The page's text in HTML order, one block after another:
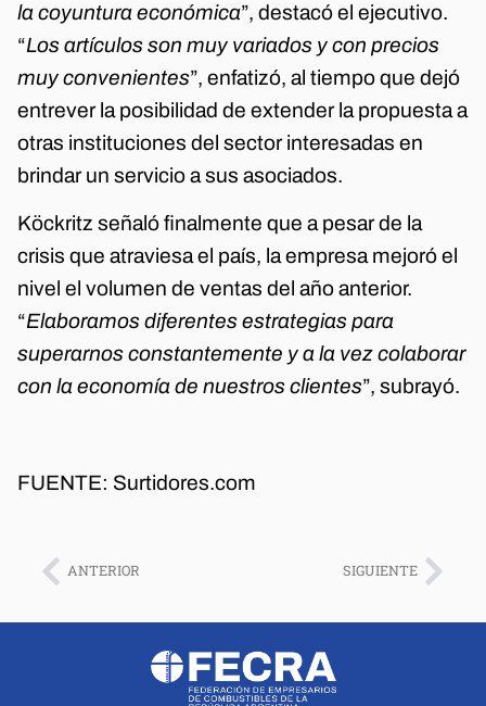
la coyuntura económica”, destacó el ejecutivo.
“Los artículos son muy variados y con precios
muy convenientes”, enfatizó, al tiempo que dejó
entrever la posibilidad de extender la propuesta a
otras instituciones del sector interesadas en
brindar un servicio a sus asociados.
Köckritz señaló finalmente que a pesar de la
crisis que atraviesa el país, la empresa mejoró el
nivel el volumen de ventas del año anterior.
“Elaboramos diferentes estrategias para
superarnos constantemente y a la vez colaborar
con la economía de nuestros clientes”, subrayó.
FUENTE: Surtidores.com
ANTERIOR SIGUIENTE